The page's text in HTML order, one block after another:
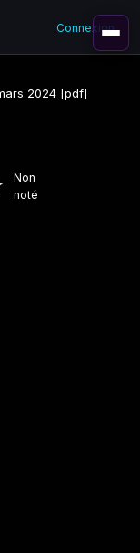
Connexion
2024 [pdf]
Non
noté